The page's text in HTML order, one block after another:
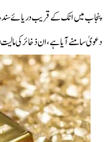
دعویٰ سامنے آیا ہے، ان ذخائر کی مالیت 800 ارب روپے یا 2 ارب 87 کروڑ ڈالر بنتی ہے۔